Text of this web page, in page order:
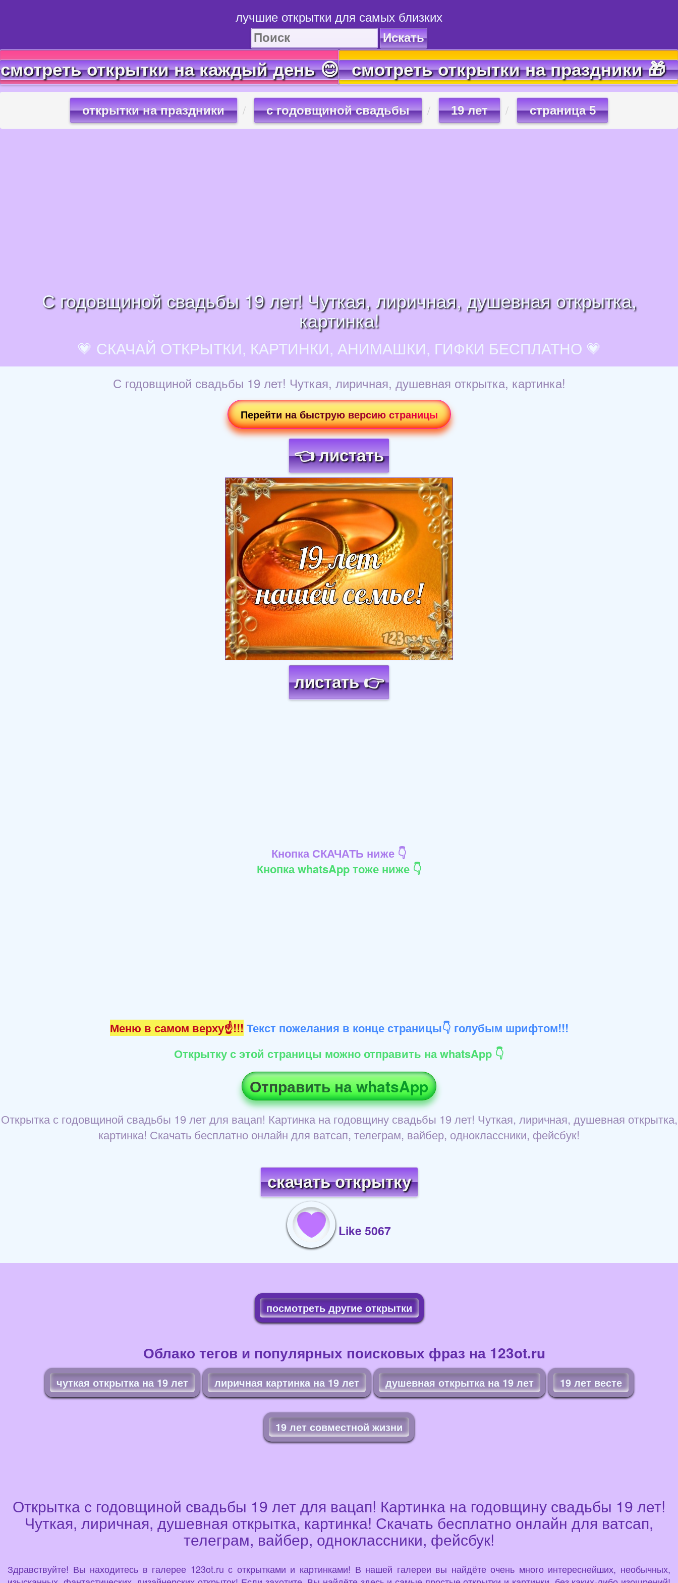
лучшие открытки для самых близких
Искать
смотреть открытки на каждый день 😊 смотреть открытки на праздники 🎁
открытки на праздники с годовщиной свадьбы 19 лет страница 5
С годовщиной свадьбы 19 лет! Чуткая, лиричная, душевная открытка,
картинка!
💗 СКАЧАЙ ОТКРЫТКИ, КАРТИНКИ, АНИМАШКИ, ГИФКИ БЕСПЛАТНО 💗
С годовщиной свадьбы 19 лет! Чуткая, лиричная, душевная открытка, картинка!
Перейти на быструю версию страницы
👈 листать
Загрузка картинки...
листать 👉
Кнопка СКАЧАТЬ ниже 👇
Кнопка whatsApp тоже ниже 👇
Меню в самом верху☝!!! Текст пожелания в конце страницы👇 голубым шрифтом!!!
Открытку с этой страницы можно отправить на whatsApp 👇
Отправить на whatsApp
Открытка с годовщиной свадьбы 19 лет для вацап! Картинка на годовщину свадьбы 19 лет! Чуткая, лиричная, душевная открытка,
картинка! Скачать бесплатно онлайн для ватсап, телеграм, вайбер, одноклассники, фейсбук!
скачать открытку
Like 5067
посмотреть другие открытки
Облако тегов и популярных поисковых фраз на 123ot.ru
чуткая открытка на 19 лет лиричная картинка на 19 лет душевная открытка на 19 лет 19 лет весте
19 лет совместной жизни
Открытка с годовщиной свадьбы 19 лет для вацап! Картинка на годовщину свадьбы 19 лет!
Чуткая, лиричная, душевная открытка, картинка! Скачать бесплатно онлайн для ватсап,
телеграм, вайбер, одноклассники, фейсбук!
Здравствуйте! Вы находитесь в галерее 123ot.ru с открытками и картинками! В нашей галереи вы найдёте очень много интереснейших, необычных,